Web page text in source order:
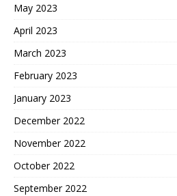
May 2023
April 2023
March 2023
February 2023
January 2023
December 2022
November 2022
October 2022
September 2022